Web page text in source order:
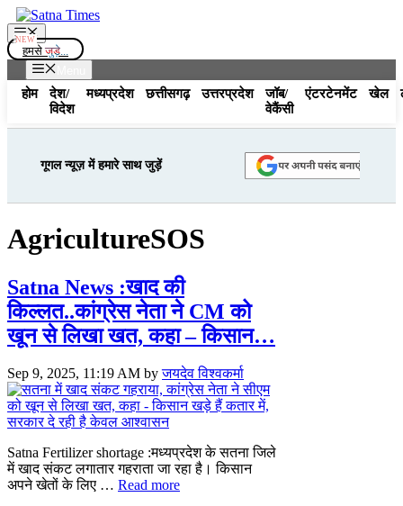
Skip
to
content
Menu
हमसे जुड़े...
होम
देश/
विदेश
मध्यप्रदेश छत्तीसगढ़ उत्तरप्रदेश
जॉब/
वेकैंसी
एंटरटेनमेंट खेल
गूगल न्यूज़ में हमारे साथ जुड़ें
AgricultureSOS
Satna News :खाद की
किल्लत..कांग्रेस नेता ने CM को
खून से लिखा खत, कहा – किसान…
Sep 9, 2025, 11:19 AM byजयदेव विश्वकर्मा
Satna Fertilizer shortage :मध्यप्रदेश के सतना जिले
में खाद संकट लगातार गहराता जा रहा है। किसान
अपने खेतों के लिए … Read more